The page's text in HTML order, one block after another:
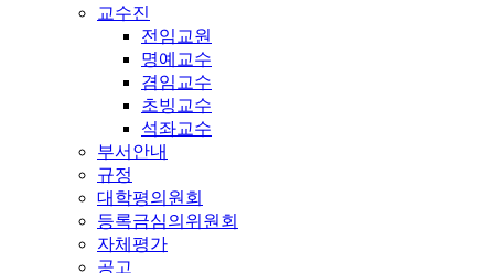
교수진
전임교원
명예교수
겸임교수
초빙교수
석좌교수
부서안내
규정
대학평의원회
등록금심의위원회
자체평가
공고